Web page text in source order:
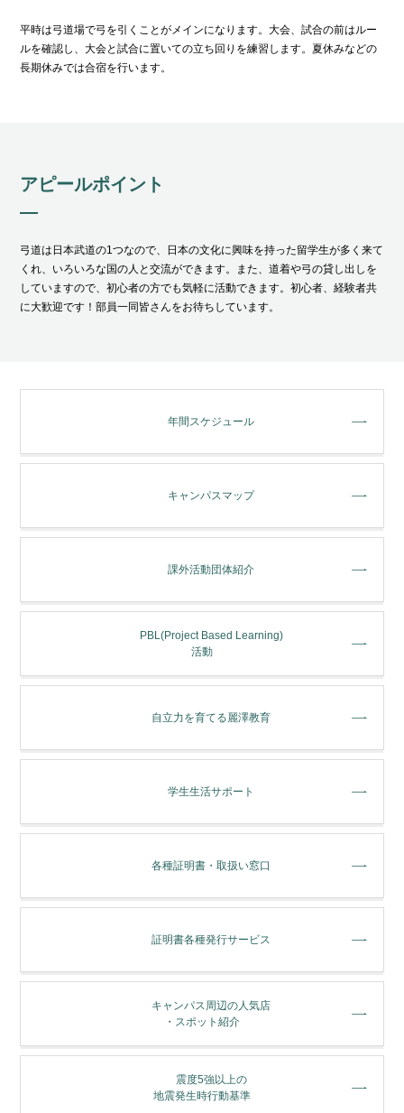
平時は弓道場で弓を引くことがメインになります。大会、試合の前はルー
ルを確認し、大会と試合に置いての立ち回りを練習します。夏休みなどの
長期休みでは合宿を行います。
アピールポイント
弓道は日本武道の1つなので、日本の文化に興味を持った留学生が多く来て
くれ、いろいろな国の人と交流ができます。また、道着や弓の貸し出しを
していますので、初心者の方でも気軽に活動できます。初心者、経験者共
に大歓迎です！部員一同皆さんをお待ちしています。
年間スケジュール
キャンパスマップ
課外活動団体紹介
PBL(Project Based Learning)
活動
⾃⽴⼒を育てる麗澤教育
学⽣⽣活サポート
各種証明書・取扱い窓⼝
証明書各種発行サービス
キャンパス周辺の人気店
・スポット紹介
震度5強以上の
地震発生時行動基準